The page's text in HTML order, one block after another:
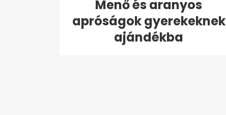
Menő és aranyos
apróságok gyerekeknek
ajándékba